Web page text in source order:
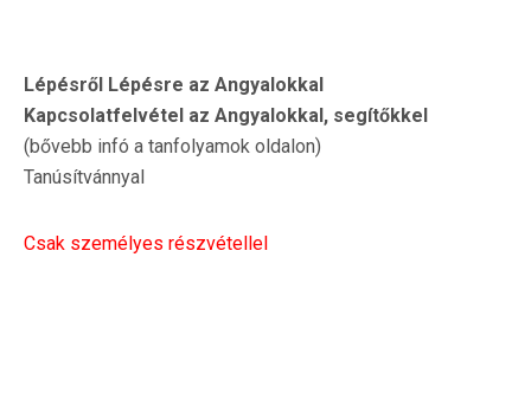
Lépésről Lépésre az Angyalokkal
Kapcsolatfelvétel az Angyalokkal, segítőkkel
(bővebb infó a tanfolyamok oldalon)
Tanúsítvánnyal
Csak személyes részvétellel